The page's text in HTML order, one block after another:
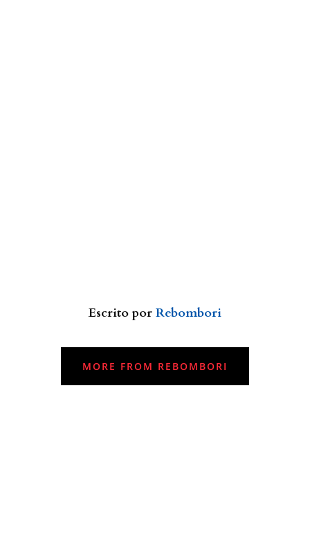
Escrito por Rebombori
MORE FROM REBOMBORI